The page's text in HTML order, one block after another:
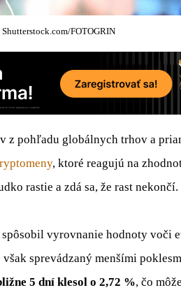
FOTOGRIN
z pohľadu globálnych trhov a
, ktoré reagujú na
rastie a zdá sa, že rast nekončí.
vyrovnanie hodnoty voči
sprevádzaný menšími
5 dní klesol o 2,72 %, čo